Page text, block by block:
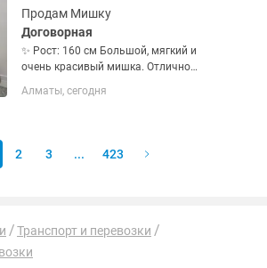
Продам Мишку
Договорная
✨ Рост: 160 см Большой, мягкий и
очень красивый мишка. Отлично
свидание или любой другой праздник.
Алматы, сегодня
2 3 ... 423
Транспорт и перевозки